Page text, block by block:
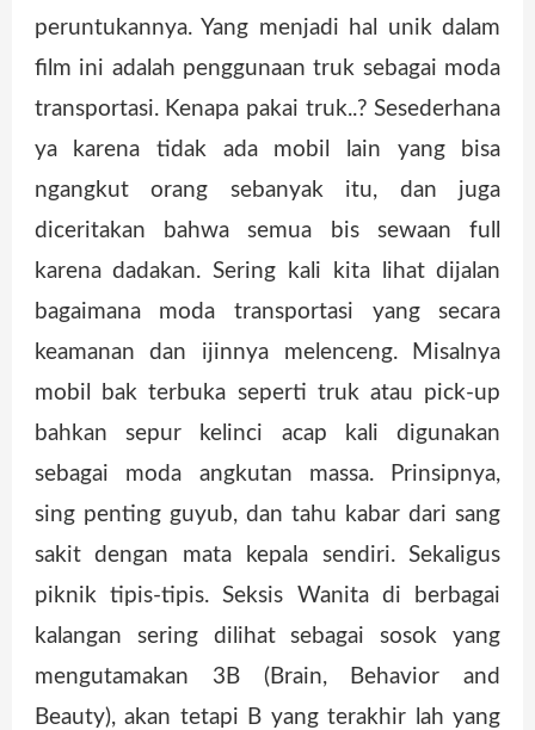
peruntukannya. Yang menjadi hal unik dalam
film ini adalah penggunaan truk sebagai moda
transportasi. Kenapa pakai truk..? Sesederhana
ya karena tidak ada mobil lain yang bisa
ngangkut orang sebanyak itu, dan juga
diceritakan bahwa semua bis sewaan full
karena dadakan. Sering kali kita lihat dijalan
bagaimana moda transportasi yang secara
keamanan dan ijinnya melenceng. Misalnya
mobil bak terbuka seperti truk atau pick-up
bahkan sepur kelinci acap kali digunakan
sebagai moda angkutan massa. Prinsipnya,
sing penting guyub, dan tahu kabar dari sang
sakit dengan mata kepala sendiri. Sekaligus
piknik tipis-tipis. Seksis Wanita di berbagai
kalangan sering dilihat sebagai sosok yang
mengutamakan 3B (Brain, Behavior and
Beauty), akan tetapi B yang terakhir lah yang